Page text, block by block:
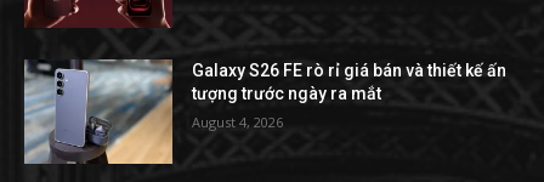
Galaxy S26 FE rò rỉ giá bán và thiết kế ấn
tượng trước ngày ra mắt
August 4, 2026